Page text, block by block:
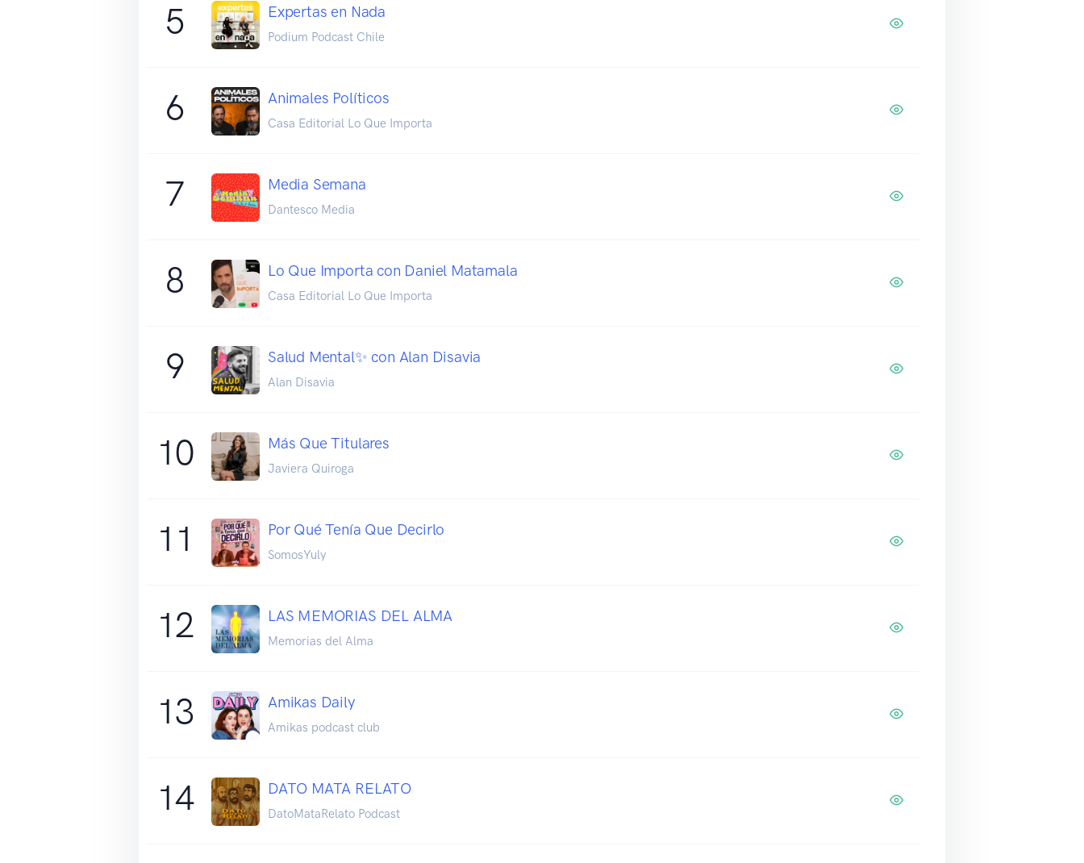
5 Expertas en Nada
Podium Podcast Chile
6 Animales Políticos
Casa Editorial Lo Que Importa
7 Media Semana
Dantesco Media
8 Lo Que Importa con Daniel Matamala
Casa Editorial Lo Que Importa
9 Salud Mental✨ con Alan Disavia
Alan Disavia
10 Más Que Titulares
Javiera Quiroga
11 Por Qué Tenía Que Decirlo
SomosYuly
12 LAS MEMORIAS DEL ALMA
Memorias del Alma
13 Amikas Daily
Amikas podcast club
14 DATO MATA RELATO
DatoMataRelato Podcast